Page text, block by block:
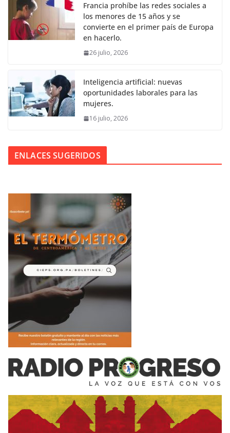
Francia prohíbe las redes sociales a
los menores de 15 años y se
convierte en el primer país de Europa
en hacerlo.
26 julio, 2026
Inteligencia artificial: nuevas
oportunidades laborales para las
mujeres.
16 julio, 2026
ENLACES SUGERIDOS